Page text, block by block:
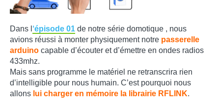
Dans l ‘épisode 01 de notre série domotique , nous
avions réussi à monter physiquement notre passerelle
arduino capable d’écouter et d’émettre en ondes radios
433mhz.
Mais sans programme le matériel ne retranscrira rien
d’intelligible pour nous humain. C’est pourquoi nous
allons lui charger en mémoire la librairie RFLINK.